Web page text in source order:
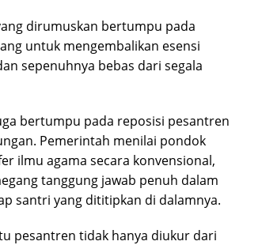
dirumuskan bertumpu pada
untuk mengembalikan esensi
sepenuhnya bebas dari segala
bertumpu pada reposisi pesantren
Pemerintah menilai pondok
ilmu agama secara konvensional,
tanggung jawab penuh dalam
santri yang dititipkan di dalamnya.
pesantren tidak hanya diukur dari